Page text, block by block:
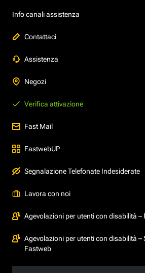
Info canali assistenza
Contattaci
Assistenza
Negozi
Verifica attivazione
Fast Mail
FastwebUP
Segnalazione Telefonate Indesiderate
Lavora con noi
Agevolazioni per utenti con disabilità –
Agevolazioni per utenti con disabilità –
Fastweb